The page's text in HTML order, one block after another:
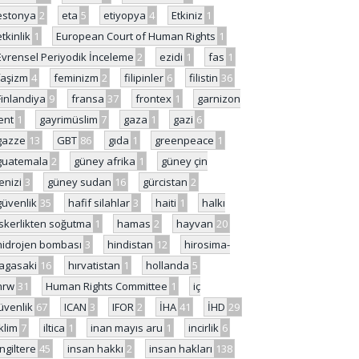
2 eta 5 etiyopya 4 Etkiniz 1
1 European Court of Human Rights 1
Periyodik İnceleme 2 ezidi 1 fas 1
4 feminizm 2 filipinler 6 filistin 36
9 fransa 37 frontex 1
garnizon
1 gayrimüslim 7 gaza 1 gazi 6
13 GBT 86 gıda 1 greenpeace 1
2 güney afrika 1
güney çin
3 güney sudan 16 gürcistan 2
35 hafif silahlar 3 haiti 1
halkı
soğutma 1 hamas 2 hayvan 20
bombası 3 hindistan 12
hirosima-
16 hırvatistan 1 hollanda 5
31 Human Rights Committee 1
iç
67 ICAN 3 IFOR 2 İHA 41 İHD 29
7 iltica 1 inan mayıs aru 1 incirlik 6
45 insan hakkı 2 insan hakları 138